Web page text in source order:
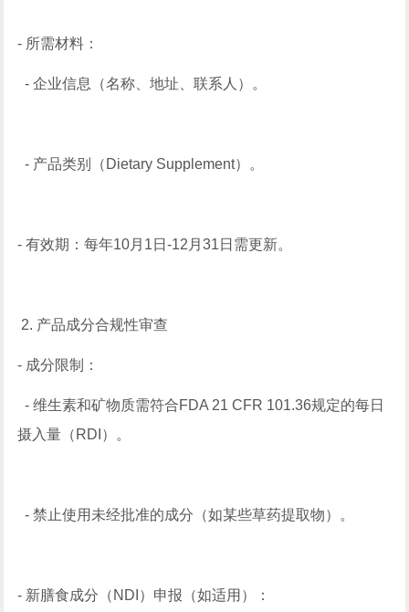
- 所需材料：
- 企业信息（名称、地址、联系人）。
- 产品类别（Dietary Supplement）。
- 有效期：每年10月1日-12月31日需更新。
2. 产品成分合规性审查
- 成分限制：
- 维生素和矿物质需符合FDA 21 CFR 101.36规定的每日
摄入量（RDI）。
- 禁止使用未经批准的成分（如某些草药提取物）。
- 新膳食成分（NDI）申报（如适用）：